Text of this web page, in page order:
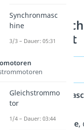
erklärt
Merke
Bei der
es sich um um eine
Drehstrommaschine,
Synchronmasc
hine
3/3 – Dauer: 05:31
Gleichstrommo
tor
1/4 – Dauer: 03:44